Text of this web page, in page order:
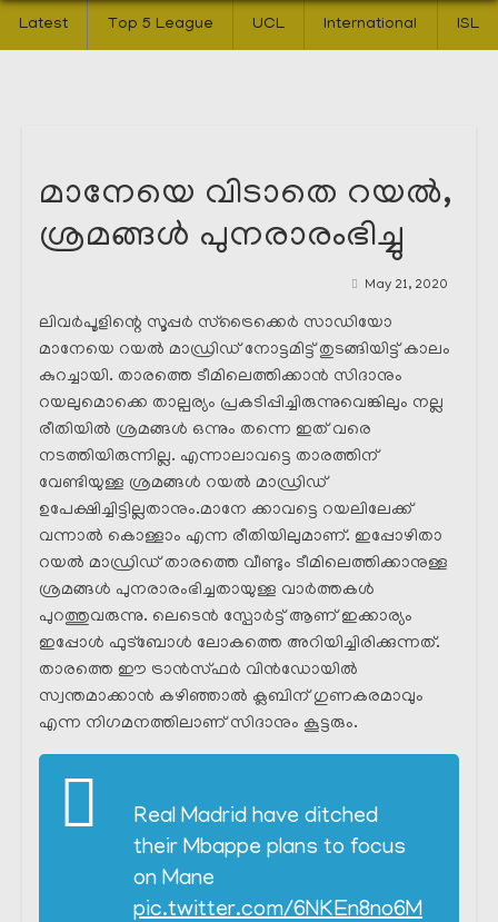
Latest Top 5 League UCL International ISL
മാനേയെ വിടാതെ റയൽ,
ശ്രമങ്ങൾ പുനരാരംഭിച്ചു
May 21, 2020
ലിവർപൂളിന്റെ സൂപ്പർ സ്ട്രൈക്കെർ സാഡിയോ
മാനേയെ റയൽ മാഡ്രിഡ്‌ നോട്ടമിട്ട് തുടങ്ങിയിട്ട് കാലം
കുറച്ചായി. താരത്തെ ടീമിലെത്തിക്കാൻ സിദാനും
റയലുമൊക്കെ താല്പര്യം പ്രകടിപ്പിച്ചിരുന്നുവെങ്കിലും നല്ല
രീതിയിൽ ശ്രമങ്ങൾ ഒന്നും തന്നെ ഇത് വരെ
നടത്തിയിരുന്നില്ല. എന്നാലാവട്ടെ താരത്തിന്
വേണ്ടിയുള്ള ശ്രമങ്ങൾ റയൽ മാഡ്രിഡ്‌
ഉപേക്ഷിച്ചിട്ടില്ലതാനും.മാനേ ക്കാവട്ടെ റയലിലേക്ക്
വന്നാൽ കൊള്ളാം എന്ന രീതിയിലുമാണ്. ഇപ്പോഴിതാ
റയൽ മാഡ്രിഡ്‌ താരത്തെ വീണ്ടും ടീമിലെത്തിക്കാനുള്ള
ശ്രമങ്ങൾ പുനരാരംഭിച്ചതായുള്ള വാർത്തകൾ
പുറത്തുവരുന്നു. ലെടെൻ സ്പോർട്ട് ആണ് ഇക്കാര്യം
ഇപ്പോൾ ഫുട്ബോൾ ലോകത്തെ അറിയിച്ചിരിക്കുന്നത്.
താരത്തെ ഈ ട്രാൻസ്ഫർ വിൻഡോയിൽ
സ്വന്തമാക്കാൻ കഴിഞ്ഞാൽ ക്ലബിന് ഗുണകരമാവും
എന്ന നിഗമനത്തിലാണ് സിദാനും കൂട്ടരും.
Real Madrid have ditched
their Mbappe plans to focus
on Mane
pic.twitter.com/6NKEn8no6M